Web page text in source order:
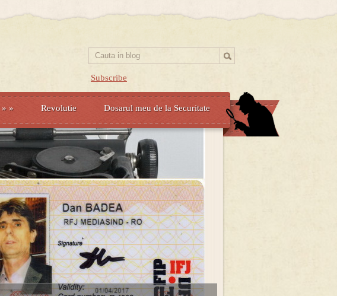
Subscribe
» » Revolutie Dosarul meu de la Securitate